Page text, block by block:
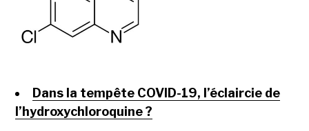
Dans la tempête COVID-19, l’éclaircie de
l’hydroxychloroquine ?